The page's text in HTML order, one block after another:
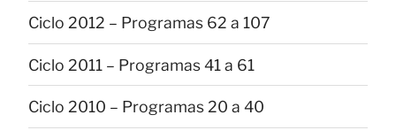
Ciclo 2012 – Programas 62 a 107
Ciclo 2011 – Programas 41 a 61
Ciclo 2010 – Programas 20 a 40